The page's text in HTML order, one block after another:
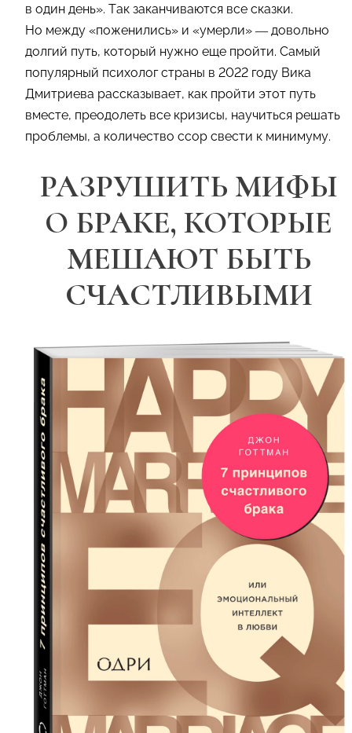
в один день». Так заканчиваются все сказки.
Но между «поженились» и «умерли» — довольно
долгий путь, который нужно еще пройти. Самый
популярный психолог страны в 2022 году Вика
Дмитриева рассказывает, как пройти этот путь
вместе, преодолеть все кризисы, научиться решать
проблемы, а количество ссор свести к минимуму.
РАЗРУШИТЬ МИФЫ
О БРАКЕ, КОТОРЫЕ
МЕШАЮТ БЫТЬ
СЧАСТЛИВЫМИ